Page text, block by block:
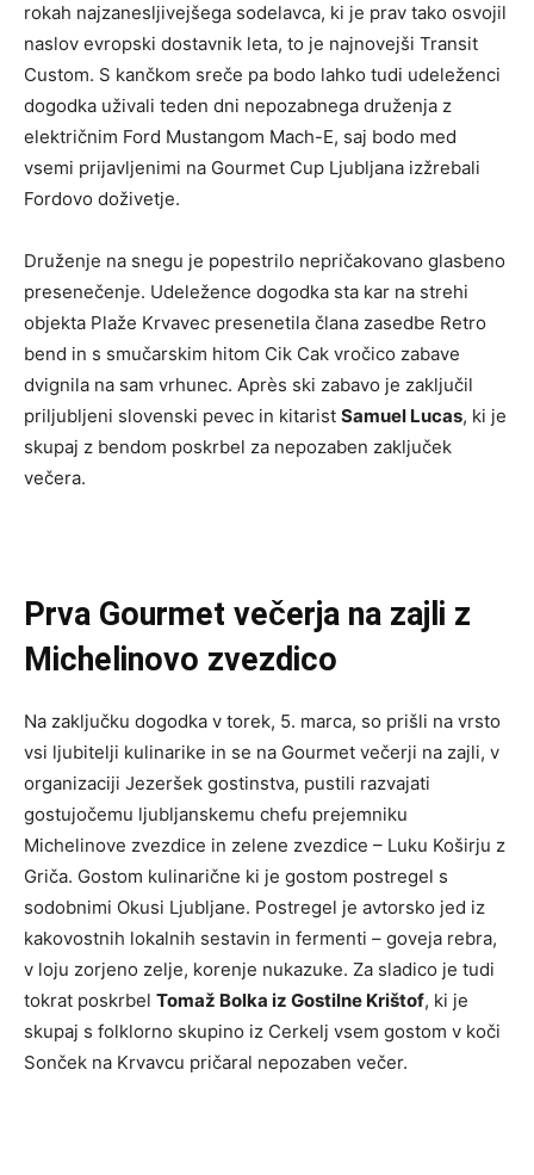
rokah najzanesljivejšega sodelavca, ki je prav tako osvojil
naslov evropski dostavnik leta, to je najnovejši Transit
Custom. S kančkom sreče pa bodo lahko tudi udeleženci
dogodka uživali teden dni nepozabnega druženja z
električnim Ford Mustangom Mach-E, saj bodo med
vsemi prijavljenimi na Gourmet Cup Ljubljana izžrebali
Fordovo doživetje.
Druženje na snegu je popestrilo nepričakovano glasbeno
presenečenje. Udeležence dogodka sta kar na strehi
objekta Plaže Krvavec presenetila člana zasedbe Retro
bend in s smučarskim hitom Cik Cak vročico zabave
dvignila na sam vrhunec. Après ski zabavo je zaključil
priljubljeni slovenski pevec in kitarist Samuel Lucas, ki je
skupaj z bendom poskrbel za nepozaben zaključek
večera.
Prva Gourmet večerja na zajli z
Michelinovo zvezdico
Na zaključku dogodka v torek, 5. marca, so prišli na vrsto
vsi ljubitelji kulinarike in se na Gourmet večerji na zajli, v
organizaciji Jezeršek gostinstva, pustili razvajati
gostujočemu ljubljanskemu chefu prejemniku
Michelinove zvezdice in zelene zvezdice – Luku Koširju z
Griča. Gostom kulinarične ki je gostom postregel s
sodobnimi Okusi Ljubljane. Postregel je avtorsko jed iz
kakovostnih lokalnih sestavin in fermenti – goveja rebra,
v loju zorjeno zelje, korenje nukazuke. Za sladico je tudi
tokrat poskrbel Tomaž Bolka iz Gostilne Krištof, ki je
skupaj s folklorno skupino iz Cerkelj vsem gostom v koči
Sonček na Krvavcu pričaral nepozaben večer.